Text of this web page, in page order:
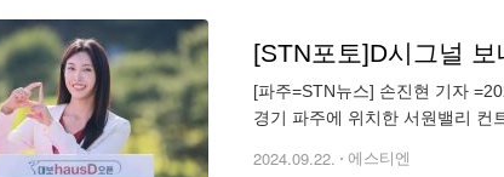
[STN포토]D시그널
[파주=STN뉴스] 손진현 기자
경기 파주에 위치한 서원밸리 컨
2024.09.22. 에스티엔